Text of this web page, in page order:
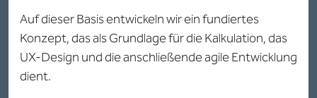
Auf dieser Basis entwickeln wir ein fundiertes
Konzept, das als Grundlage für die Kalkulation, das
UX-Design und die anschließende agile Entwicklung
dient.